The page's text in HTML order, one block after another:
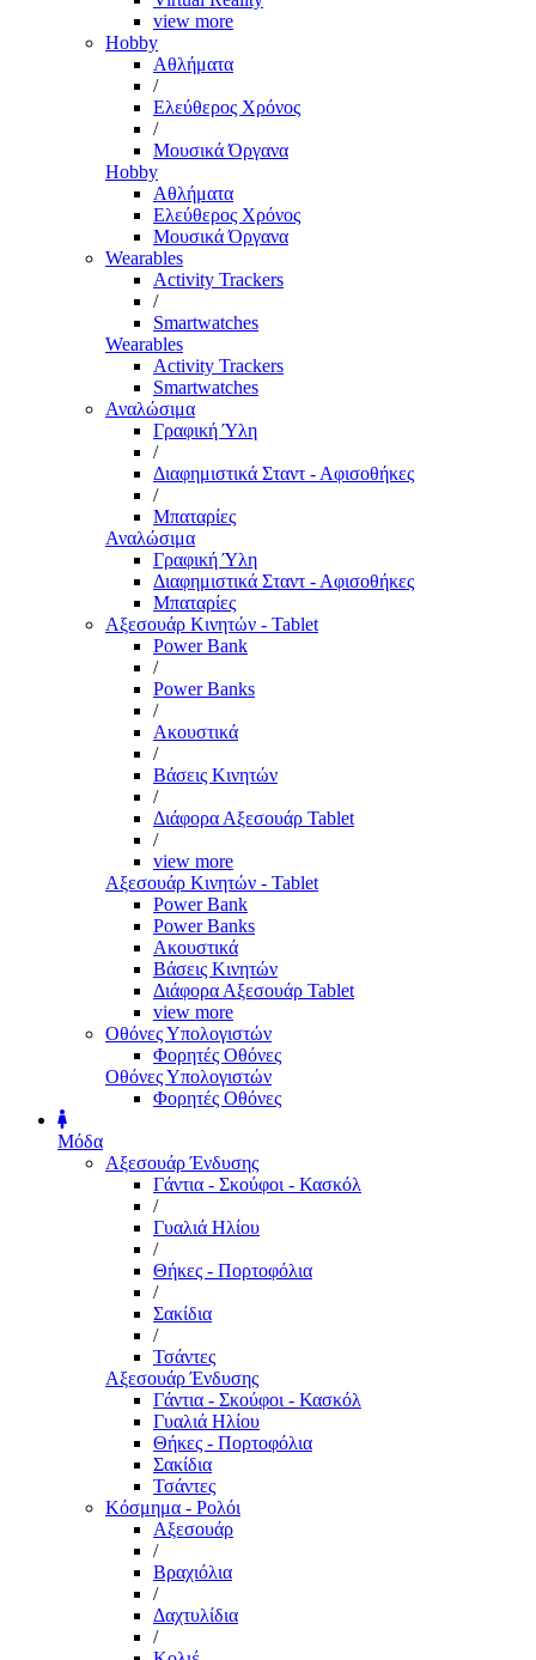
view more
Hobby
Αθλήματα
/
Ελεύθερος Χρόνος
/
Μουσικά Όργανα
Hobby
Αθλήματα
Ελεύθερος Χρόνος
Μουσικά Όργανα
Wearables
Activity Trackers
/
Smartwatches
Wearables
Activity Trackers
Smartwatches
Αναλώσιμα
Γραφική Ύλη
/
Διαφημιστικά Σταντ - Αφισοθήκες
/
Μπαταρίες
Αναλώσιμα
Γραφική Ύλη
Διαφημιστικά Σταντ - Αφισοθήκες
Μπαταρίες
Αξεσουάρ Κινητών - Tablet
Power Bank
/
Power Banks
/
Ακουστικά
/
Βάσεις Κινητών
/
Διάφορα Αξεσουάρ Tablet
/
view more
Αξεσουάρ Κινητών - Tablet
Power Bank
Power Banks
Ακουστικά
Βάσεις Κινητών
Διάφορα Αξεσουάρ Tablet
view more
Οθόνες Υπολογιστών
Φορητές Οθόνες
Οθόνες Υπολογιστών
Φορητές Οθόνες
Μόδα
Αξεσουάρ Ένδυσης
Γάντια - Σκούφοι - Κασκόλ
/
Γυαλιά Ηλίου
/
Θήκες - Πορτοφόλια
/
Σακίδια
/
Τσάντες
Αξεσουάρ Ένδυσης
Γάντια - Σκούφοι - Κασκόλ
Γυαλιά Ηλίου
Θήκες - Πορτοφόλια
Σακίδια
Τσάντες
Κόσμημα - Ρολόι
Αξεσουάρ
/
Βραχιόλια
/
Δαχτυλίδια
/